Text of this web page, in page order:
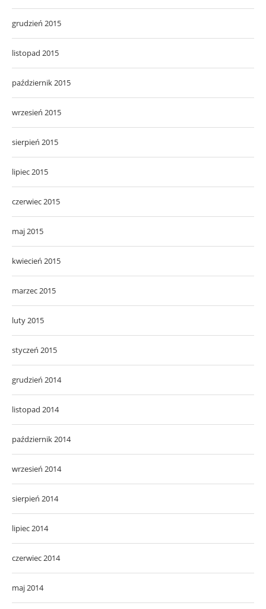
grudzień 2015
listopad 2015
październik 2015
wrzesień 2015
sierpień 2015
lipiec 2015
czerwiec 2015
maj 2015
kwiecień 2015
marzec 2015
luty 2015
styczeń 2015
grudzień 2014
listopad 2014
październik 2014
wrzesień 2014
sierpień 2014
lipiec 2014
czerwiec 2014
maj 2014